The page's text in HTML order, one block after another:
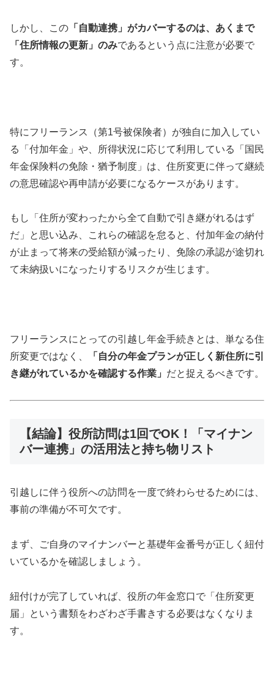
しかし、この 「自動連携」がカバーするのは、あくまで
「住所情報の更新」のみであるという点に注意が必要で
す。
特にフリーランス（第1号被保険者）が独自に加入してい
る「付加年金」や、所得状況に応じて利用している「国民
年金保険料の免除・猶予制度」は、住所変更に伴って継続
の意思確認や再申請が必要になるケースがあります。
もし「住所が変わったから全て自動で引き継がれるはず
だ」と思い込み、これらの確認を怠ると、付加年金の納付
が止まって将来の受給額が減ったり、免除の承認が途切れ
て未納扱いになったりするリスクが生じます。
フリーランスにとっての引越し年金手続きとは、単なる住
所変更ではなく、
「自分の年金プランが正しく新住所に引
き継がれているかを確認する作業」 だと捉えるべきです。
【結論】役所訪問は1回でOK！「マイナン
バー連携」の活用法と持ち物リスト
引越しに伴う役所への訪問を一度で終わらせるためには、
事前の準備が不可欠です。
まず、ご自身のマイナンバーと基礎年金番号が正しく紐付
いているかを確認しましょう。
紐付けが完了していれば、役所の年金窓口で「住所変更
届」という書類をわざわざ手書きする必要はなくなりま
す。